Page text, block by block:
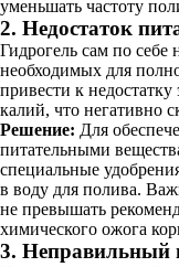
уменьшать частоту
2. Недостаток
Гидрогель сам по себе
необходимых для
привести к
калий, что негативно
Решение: Для
питательными
специальные
в воду для полива.
не превышать
химического ожога
3. Неправильный